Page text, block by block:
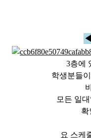
3층에
학생분들
모든 일
확
요 스케